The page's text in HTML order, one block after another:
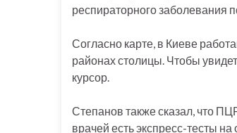
респираторного заболевания
Согласно карте, в Киеве
районах столицы. Чтобы
курсор.
Степанов также сказал, что
врачей есть экспресс-тесты